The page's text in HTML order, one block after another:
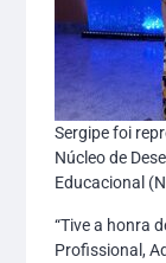
Sergipe foi
Núcleo de
Educacional
“Tive a honra
Profissional,